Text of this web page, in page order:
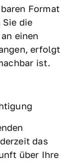
Format
Sie die
einen
erfolgt
ist.
das
über Ihre